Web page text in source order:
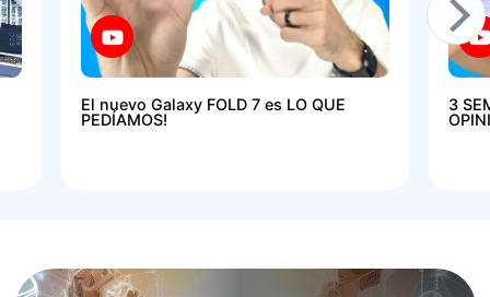
El nuevo Galaxy FOLD 7 es LO QUE
PEDÍAMOS!
3